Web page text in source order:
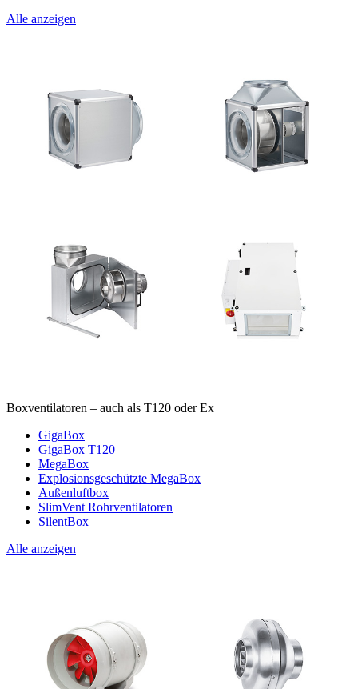
Alle anzeigen
Boxventilatoren – auch als T120 oder Ex
GigaBox
GigaBox T120
MegaBox
Explosionsgeschützte MegaBox
Außenluftbox
SlimVent Rohrventilatoren
SilentBox
Alle anzeigen